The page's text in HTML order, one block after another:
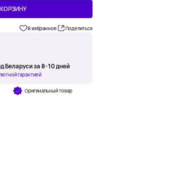
В избранное Поделиться
Беларуси за 8-10 дней
гарантией
Оригинальный товар